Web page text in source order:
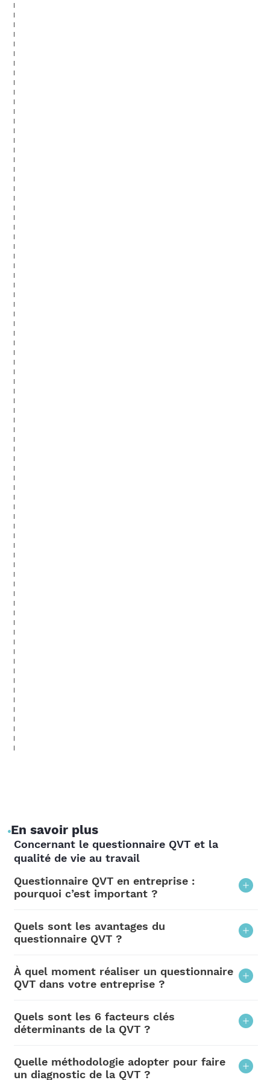
En savoir plus
Concernant le questionnaire QVT et la
qualité de vie au travail
Questionnaire QVT en entreprise :
pourquoi c’est important ?
sont des préoccupations majeures pour les
comme des leviers de compétitivité et
d’attractivité pour les entreprises. Très liée au
l’adéquation entre les actions de l’entreprise
salariés.
Quels sont les avantages du
questionnaire QVT ?
Flexibilité logistique: Le questionnaire
peut être réalisé en ligne (ordinateur,
dans vos locaux (libre-service + urne).
visuellessous forme de graphiques
À quel moment réaliser un questionnaire
QVT dans votre entreprise ?
santé dans votre entreprise à tout moment
De manière cyclique, pour évaluer la
Quels sont les 6 facteurs clés
déterminants de la QVT ?
l’organisation, l’environnement, le climat
Quelle méthodologie adopter pour faire
un diagnostic de la QVT ?